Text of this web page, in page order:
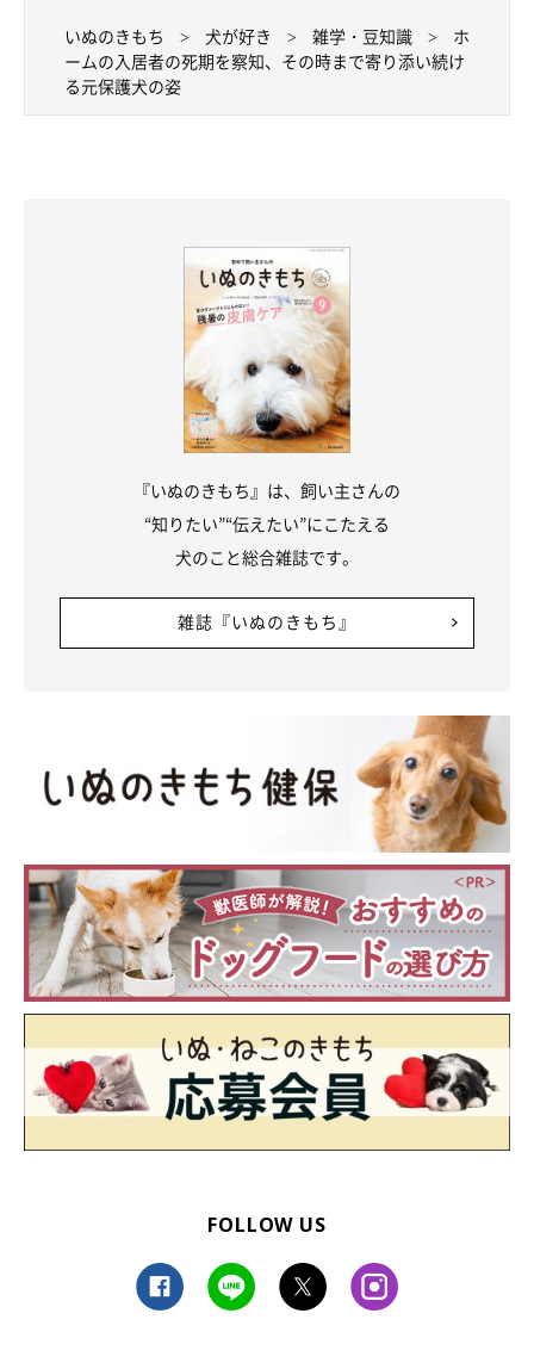
いぬのきもち 犬が好き 雑学・豆知識
ホ
ームの入居者の死期を察知、その時まで寄り添い続け
る元保護犬の姿
『いぬのきもち』は、飼い主さんの
“知りたい”“伝えたい”にこたえる
犬のこと総合雑誌です。
雑誌『いぬのきもち』
FOLLOW US